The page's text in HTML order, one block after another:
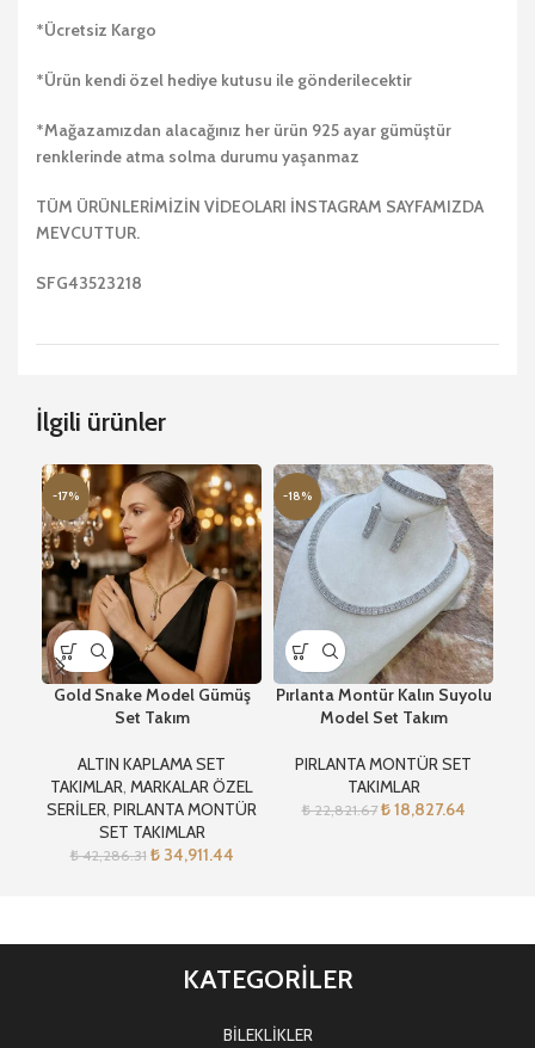
*Ücretsiz Kargo
*Ürün kendi özel hediye kutusu ile gönderilecektir
*Mağazamızdan alacağınız her ürün 925 ayar gümüştür
renklerinde atma solma durumu yaşanmaz
TÜM ÜRÜNLERİMİZİN VİDEOLARI İNSTAGRAM SAYFAMIZDA
MEVCUTTUR.
SFG43523218
İlgili ürünler
-17%
Gold Snake Model Gümüş
Set Takım
ALTIN KAPLAMA SET
TAKIMLAR, MARKALAR ÖZEL
SERİLER, PIRLANTA MONTÜR
SET TAKIMLAR
₺42,286.31 ₺34,911.44
-18%
Pırlanta Montür Kalın Suyolu
Model Set Takım
PIRLANTA MONTÜR SET
TAKIMLAR
₺22,821.67 ₺18,827.64
KATEGORİLER
BİLEKLİKLER